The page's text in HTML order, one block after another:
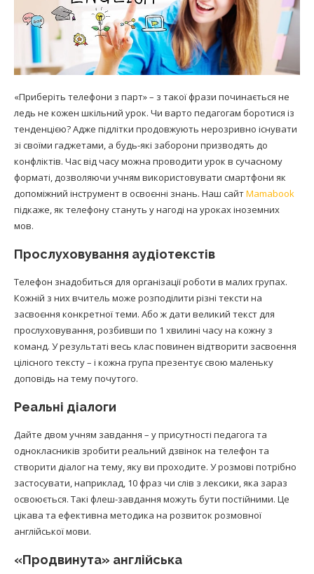
«Приберіть телефони з парт» – з такої фрази починається не
ледь не кожен шкільний урок. Чи варто педагогам боротися із
тенденцією? Адже підлітки продовжують нерозривно існувати
зі своїми гаджетами, а будь-які заборони призводять до
конфліктів. Час від часу можна проводити урок в сучасному
форматі, дозволяючи учням використовувати смартфони як
допоміжний інструмент в освоєнні знань. Наш сайтMamabook
підкаже, як телефону стануть у нагоді на уроках іноземних
мов.
Прослуховування аудіотекстів
Телефон знадобиться для організації роботи в малих групах.
Кожній з них вчитель може розподілити різні тексти на
засвоєння конкретної теми. Або ж дати великий текст для
прослуховування, розбивши по 1 хвилині часу на кожну з
команд. У результаті весь клас повинен відтворити засвоєння
цілісного тексту – і кожна група презентує свою маленьку
доповідь на тему почутого.
Реальні діалоги
Дайте двом учням завдання – у присутності педагога та
однокласників зробити реальний дзвінок на телефон та
створити діалог на тему, яку ви проходите. У розмові потрібно
застосувати, наприклад, 10 фраз чи слів з лексики, яка зараз
освоюється. Такі флеш-завдання можуть бути постійними. Це
цікава та ефективна методика на розвиток розмовної
англійської мови.
«Продвинута» англійська